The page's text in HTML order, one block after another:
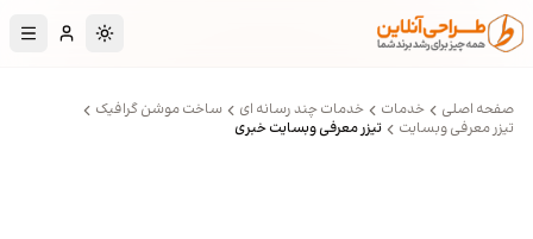
پرش به محتوای اصلی
تغییر به حالت
صفحه اصلی خدمات خدمات چند رسانه ای
ساخت موشن گرافیک
تیزر معرفی وبسایت
تیزر معرفی وبسایت خبری